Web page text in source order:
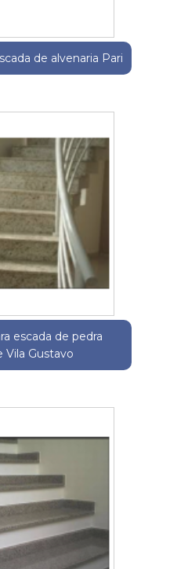
de alvenaria Pari
escada de pedra
Vila Gustavo